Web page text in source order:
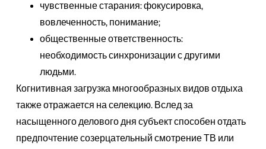
чувственные старания: фокусировка,
вовлеченность, понимание;
общественные ответственность:
необходимость синхронизации с другими
людьми.
Когнитивная загрузка многообразных видов отдыха
также отражается на селекцию. Вслед за
насыщенного делового дня субъект способен отдать
предпочтение созерцательный смотрение ТВ или